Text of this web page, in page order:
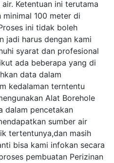
Ketentuan ini terutama
100 meter di
ini tidak boleh
jadi harus dengan kami
syarat dan profesional
ada beberapa yang di
data dalam
kedalaman terntentu
Alat Borehole
dalam pencetakan
sumber air
tertentunya,dan masih
bisa kami infokan secara
pembuatan Perizinan